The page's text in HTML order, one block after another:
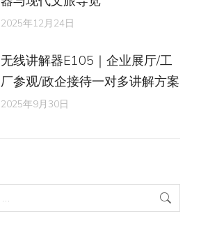
2025年12月24日
无线讲解器E105｜企业展厅/工
厂参观/政企接待一对多讲解方案
2025年9月30日